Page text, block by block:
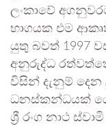
ලංකාවේ
භාගයක එම
යුතු බවත් 1997
අනුරුද්ධ
විසින් දැනුම් දෙන
ධනස්කන්ධයක්
ශ්‍රී රංග නාථ